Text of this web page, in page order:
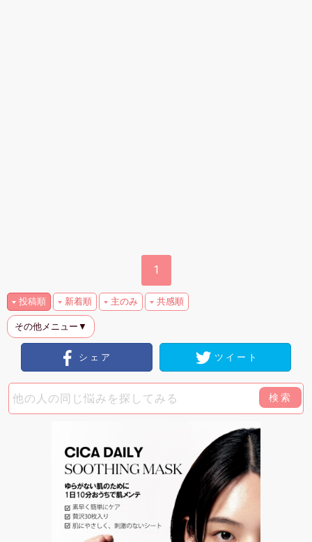
1
投稿順 新着順 主のみ 共感順
その他メニュー▼
シェア ツイート
検索